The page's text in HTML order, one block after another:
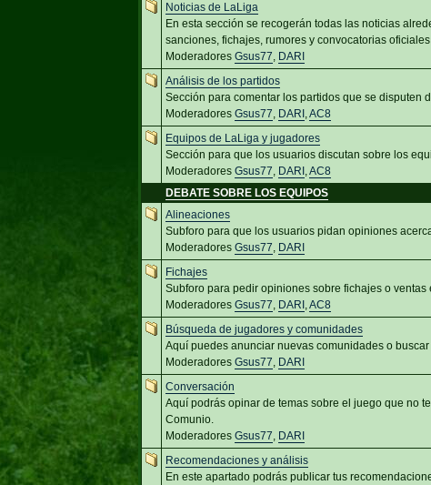
Noticias de LaLiga
En esta sección se recogerán todas las noticias
sanciones, fichajes, rumores y convocatorias
Moderadores Gsus77, DARI
Análisis de los partidos
Sección para comentar los partidos que se disputen
Moderadores Gsus77, DARI ,AC8
Equipos de LaLiga y jugadores
Sección para que los usuarios discutan sobre los
Moderadores Gsus77, DARI ,AC8
DEBATE SOBRE LOS EQUIPOS
Alineaciones
Subforo para que los usuarios pidan opiniones
Moderadores Gsus77, DARI
Fichajes
Subforo para pedir opiniones sobre fichajes o ventas
Moderadores Gsus77, DARI ,AC8
Búsqueda de jugadores y comunidades
Aquí puedes anunciar nuevas comunidades o
Moderadores Gsus77, DARI
Conversación
Aquí podrás opinar de temas sobre el juego que no
Comunio.
Moderadores Gsus77, DARI
Recomendaciones y análisis
En este apartado podrás publicar tus